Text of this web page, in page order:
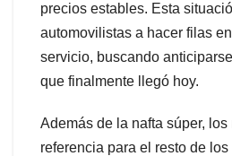
precios estables. Esta
automovilistas a hacer filas
servicio, buscando
que finalmente llegó hoy.
Además de la nafta súper,
referencia para el resto de